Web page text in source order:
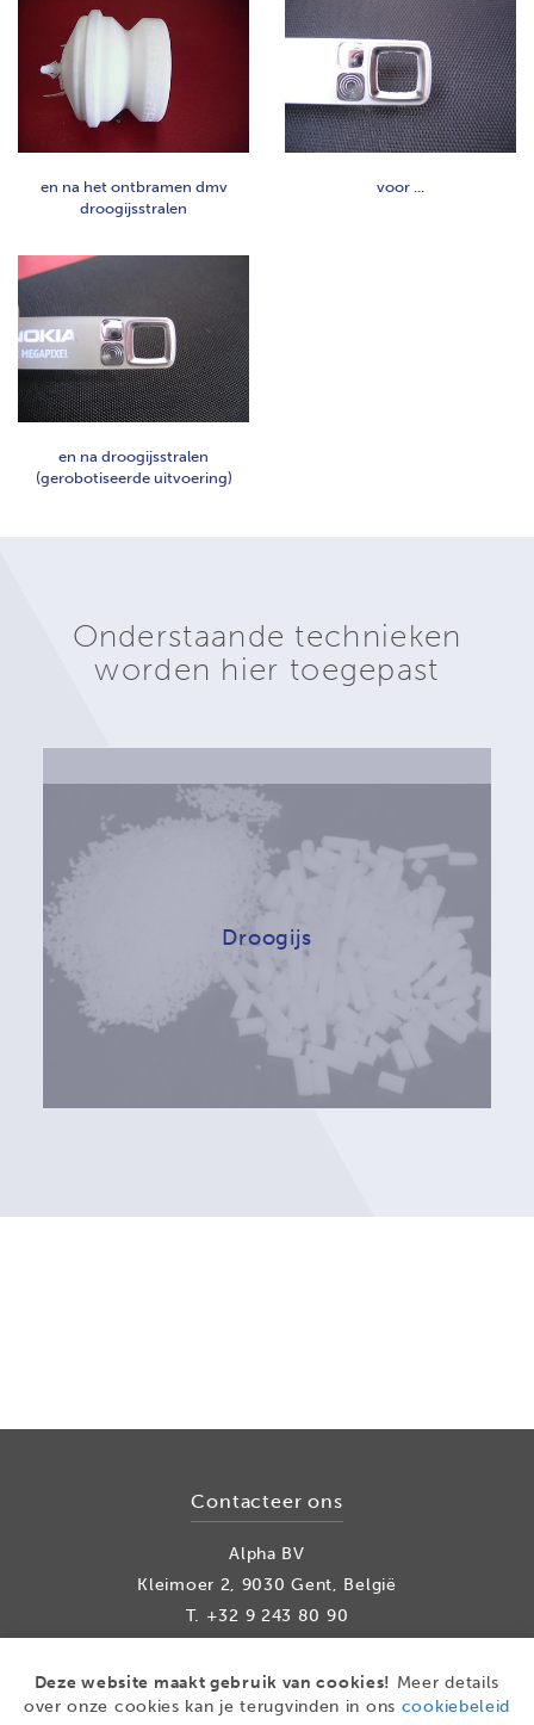
en na het ontbramen dmv
droogijsstralen
voor ...
en na droogijsstralen
(gerobotiseerde uitvoering)
Onderstaande technieken
worden hier toegepast
Droogijs
Contacteer ons
Alpha BV
Kleimoer 2, 9030 Gent, België
T. +32 9 243 80 90
Deze website maakt gebruik van cookies! Meer details
over onze cookies kan je terugvinden in ons cookiebeleid